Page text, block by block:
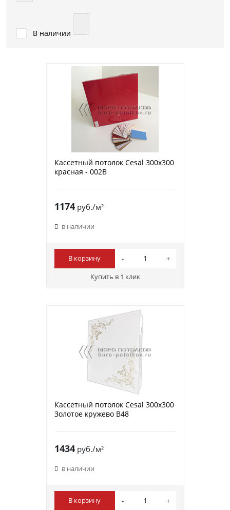
В наличии
Кассетный потолок Cesal 300х300
красная - 002B
1174руб./м²
в наличии
В корзину
Купить в 1 клик
Кассетный потолок Cesal 300х300
Золотое кружево В48
1434руб./м²
в наличии
В корзину